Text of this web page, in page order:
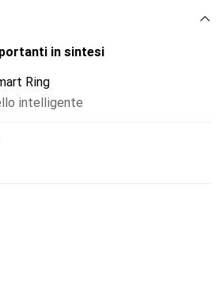
l'avanzamento del processo di
in modo continuo indica che
carico. L'app RingConn ti aggiorna
in qualsiasi momento. Con
mm, un tempo di ricarica
RingConn è leggero,
in sintesi
Ring
intelligente